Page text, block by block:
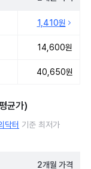
1,410원
14,600원
40,650원
균가)
닥터 기준 최저가
2개월 가격